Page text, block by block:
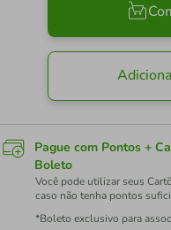
Pague com Pontos +
Boleto
Você pode utilizar seus
caso não tenha pontos
*Boleto exclusivo para